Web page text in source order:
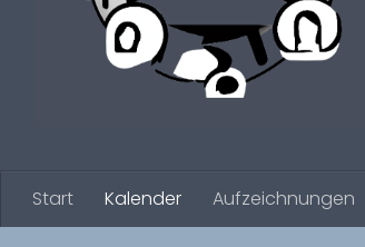
Start Kalender Aufzeichnungen